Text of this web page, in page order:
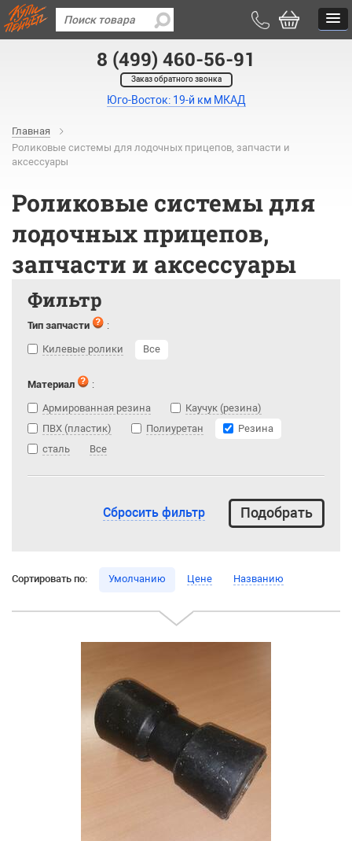
8 (499) 460-56-91
Заказ обратного звонка
Юго-Восток: 19-й км МКАД
Главная
Роликовые системы для лодочных прицепов, запчасти и
аксессуары
Роликовые системы для
лодочных прицепов,
запчасти и аксессуары
Фильтр
Тип запчасти
:
Килевые ролики
Все
Материал
:
Армированная резина
Каучук (резина)
ПВХ (пластик)
Полиуретан
Резина
сталь
Все
Сбросить фильтр
Сортировать по: Умолчанию Цене Названию